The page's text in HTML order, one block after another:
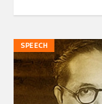
SPEECH